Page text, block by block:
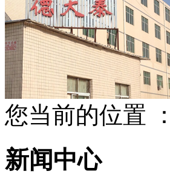
您当前的位置 ：
新闻中心